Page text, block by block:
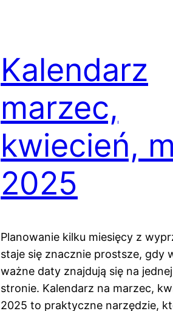
Kalendarz
marzec,
kwiecień,
2025
Planowanie kilku miesięcy z
staje się znacznie prostsze, gdy
ważne daty znajdują się na
stronie. Kalendarz na marzec,
2025 to praktyczne narzędzie,